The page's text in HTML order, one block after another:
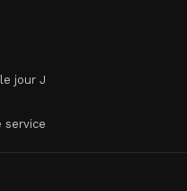
jour J
service